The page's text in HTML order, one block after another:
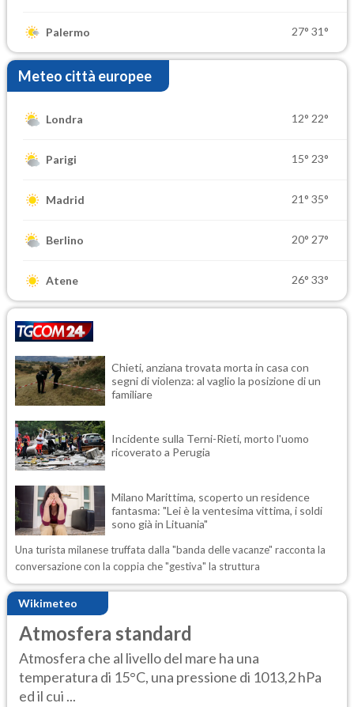
Palermo 27° 31°
Meteo città europee
Londra 12° 22°
Parigi 15° 23°
Madrid 21° 35°
Berlino 20° 27°
Atene 26° 33°
Chieti, anziana trovata morta in casa con
segni di violenza: al vaglio la posizione di un
familiare
Incidente sulla Terni-Rieti, morto l'uomo
ricoverato a Perugia
Milano Marittima, scoperto un residence
fantasma: "Lei è la ventesima vittima, i soldi
sono già in Lituania"
Una turista milanese truffata dalla "banda delle vacanze" racconta la
conversazione con la coppia che "gestiva" la struttura
Wikimeteo
Atmosfera standard
Atmosfera che al livello del mare ha una
temperatura di 15°C, una pressione di 1013,2 hPa
ed il cui ...